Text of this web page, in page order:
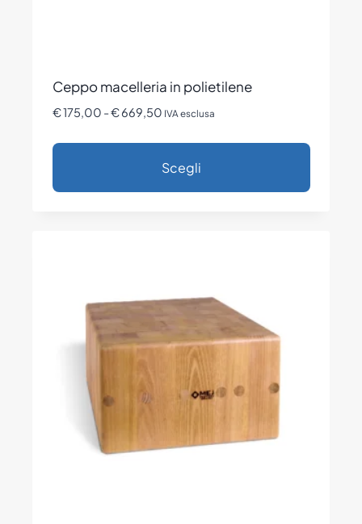
Ceppo macelleria in polietilene
€175,00 -€669,50Fascia
da
IVA esclusa
Scegli
opzioni
possono
scelte
pagina